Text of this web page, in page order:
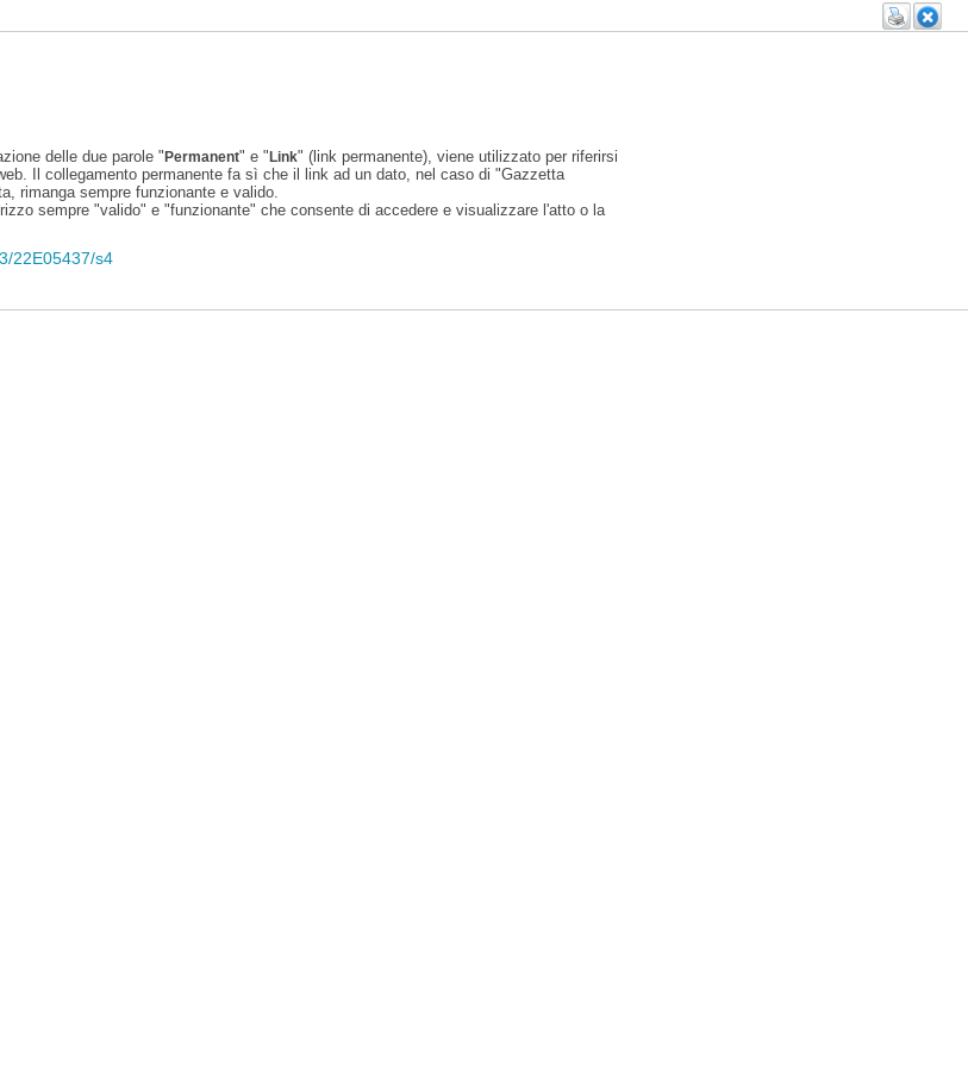
delle due parole "Permanent" e "Link" (link permanente), viene utilizzato per riferirsi
Il collegamento permanente fa sì che il link ad un dato, nel caso di "Gazzetta
rimanga sempre funzionante e valido.
sempre "valido" e "funzionante" che consente di accedere e visualizzare l'atto o la
22E05437/s4